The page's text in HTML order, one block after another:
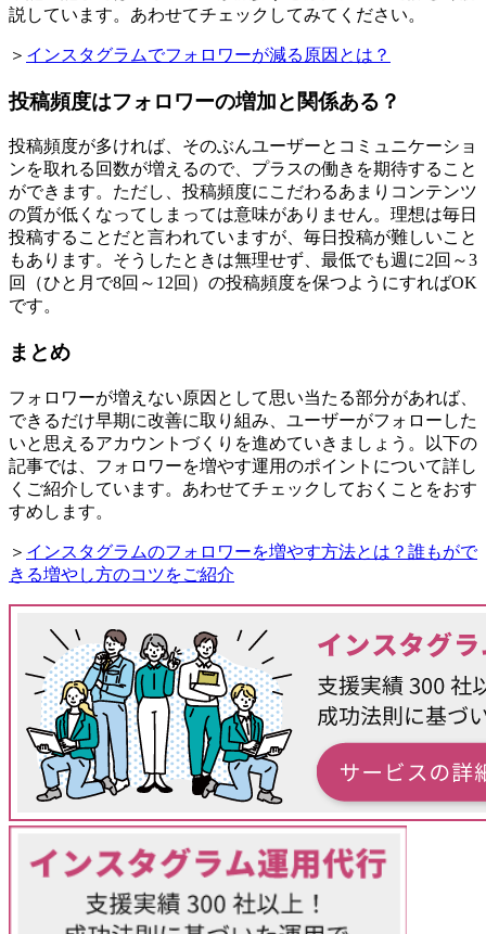
説しています。あわせてチェックしてみてください。
＞ インスタグラムでフォロワーが減る原因とは？
投稿頻度はフォロワーの増加と関係ある？
投稿頻度が多ければ、そのぶんユーザーとコミュニケーショ
ンを取れる回数が増えるので、プラスの働きを期待すること
ができます。ただし、投稿頻度にこだわるあまりコンテンツ
の質が低くなってしまっては意味がありません。理想は毎日
投稿することだと言われていますが、毎日投稿が難しいこと
もあります。そうしたときは無理せず、最低でも週に2回～3
回（ひと月で8回～12回）の投稿頻度を保つようにすればOK
です。
まとめ
フォロワーが増えない原因として思い当たる部分があれば、
できるだけ早期に改善に取り組み、ユーザーがフォローした
いと思えるアカウントづくりを進めていきましょう。以下の
記事では、フォロワーを増やす運用のポイントについて詳し
くご紹介しています。あわせてチェックしておくことをおす
すめします。
＞ インスタグラムのフォロワーを増やす方法とは？誰もがで
きる増やし方のコツをご紹介